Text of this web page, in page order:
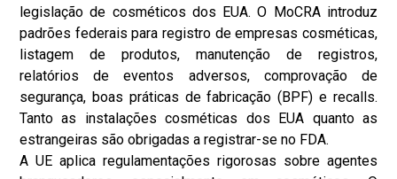
legislação de cosméticos dos EUA. O MoCRA introduz
padrões federais para registro de empresas cosméticas,
listagem de produtos, manutenção de registros,
relatórios de eventos adversos, comprovação de
segurança, boas práticas de fabricação (BPF) e recalls.
Tanto as instalações cosméticas dos EUA quanto as
estrangeiras são obrigadas a registrar-se no FDA.
A UE aplica regulamentações rigorosas sobre agentes